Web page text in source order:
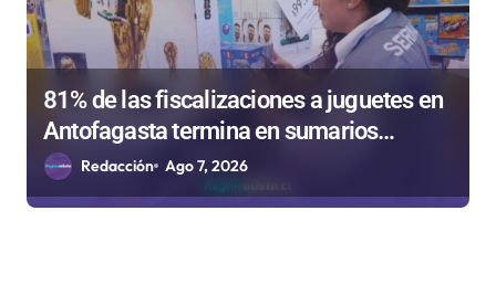
81% de las fiscalizaciones a juguetes en
Antofagasta termina en sumarios
sanitarios
Redacción Ago 7, 2026